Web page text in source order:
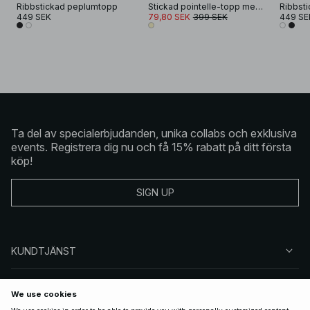
Ribbstickad peplumtopp
449 SEK
Stickad pointelle-topp med kort ärm
79,80 SEK 399 SEK
449
Ta del av specialerbjudanden, unika collabs och exklusiva
events. Registrera dig nu och få 15% rabatt på ditt första
köp!
SIGN UP
KUNDTJÄNST